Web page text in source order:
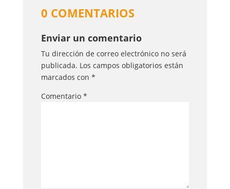
0 COMENTARIOS
Enviar un comentario
Tu dirección de correo electrónico no será
publicada. Los campos obligatorios están
marcados con *
Comentario *